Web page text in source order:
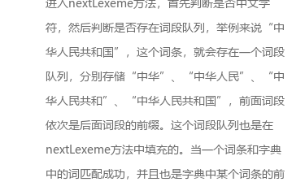
符，然后判断是否存在词段队列，举例来说“中
华人民共和国”，这个词条，就会存在一个词段
队列，分别存储“中华”、“中华人民”、“中
华人民共和”、“中华人民共和国”，前面词段
依次是后面词段的前缀。这个词段队列也是在
nextLexeme方法中填充的。当一个词条和字典
中的词匹配成功，并且也是字典中某个词条的前